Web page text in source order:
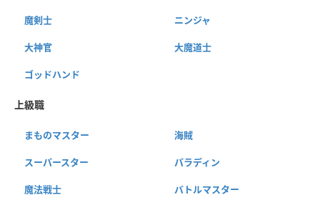
魔剣士 ニンジャ
大神官 大魔道士
ゴッドハンド
上級職
まものマスター 海賊
スーパースター パラディン
魔法戦士 バトルマスター